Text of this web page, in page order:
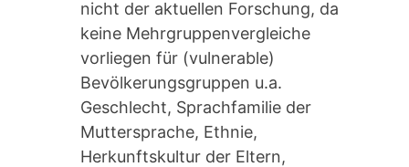
nicht der aktuellen Forschung, da
keine Mehrgruppenvergleiche
vorliegen für (vulnerable)
Bevölkerungsgruppen u.a.
Geschlecht, Sprachfamilie der
Muttersprache, Ethnie,
Herkunftskultur der Eltern,